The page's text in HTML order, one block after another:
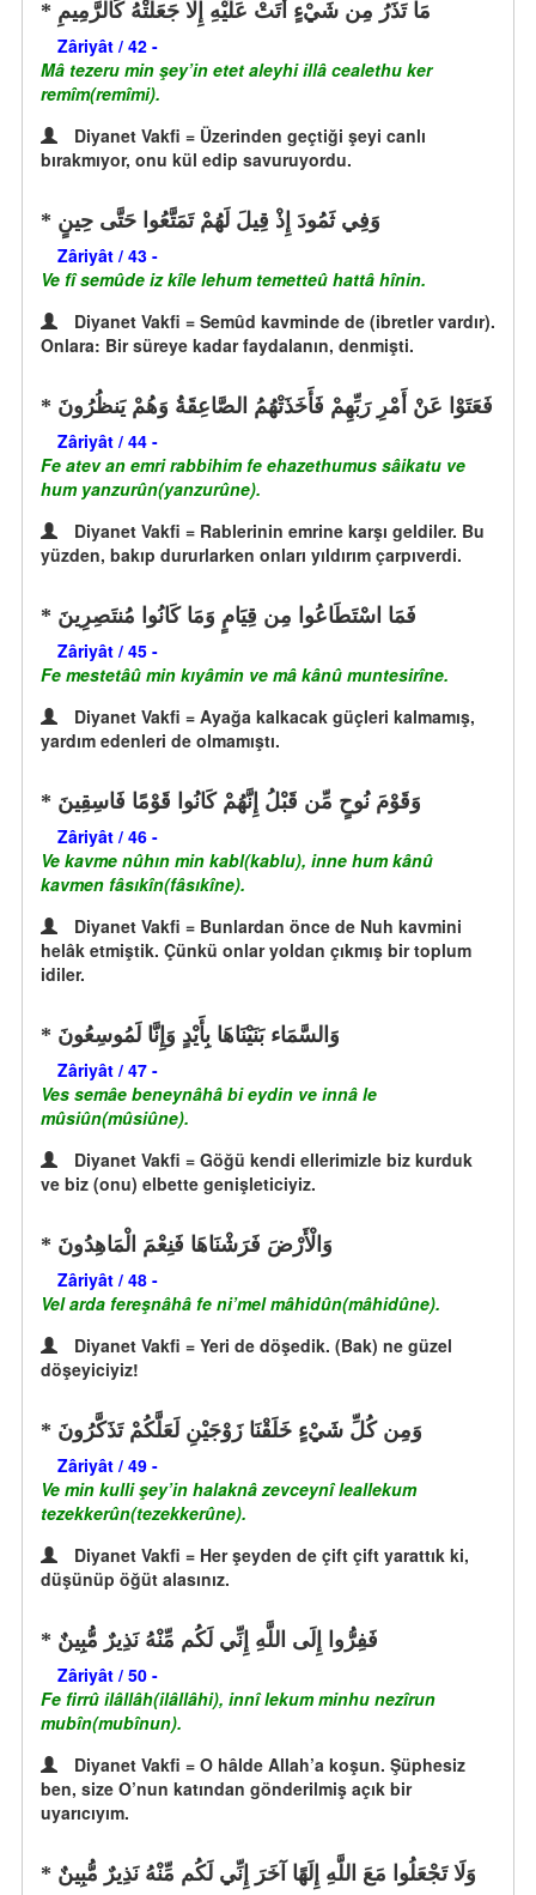
مَا تَذَرُ مِن شَيْءٍ أَتَتْ عَلَيْهِ إِلَّا جَعَلَتْهُ كَالرَّمِيمِ
Zâriyât / 42 -
Mâ tezeru min şey’in etet aleyhi illâ cealethu ker
remîm(remîmi).
Diyanet Vakfi = Üzerinden geçtiği şeyi canlı
bırakmıyor, onu kül edip savuruyordu.
وَفِي ثَمُودَ إِذْ قِيلَ لَهُمْ تَمَتَّعُوا حَتَّى حِينٍ
Zâriyât / 43 -
Ve fî semûde iz kîle lehum temetteû hattâ hînin.
Diyanet Vakfi = Semûd kavminde de (ibretler vardır).
Onlara: Bir süreye kadar faydalanın, denmişti.
فَعَتَوْا عَنْ أَمْرِ رَبِّهِمْ فَأَخَذَتْهُمُ الصَّاعِقَةُ وَهُمْ يَنظُرُونَ
Zâriyât / 44 -
Fe atev an emri rabbihim fe ehazethumus sâikatu ve
hum yanzurûn(yanzurûne).
Diyanet Vakfi = Rablerinin emrine karşı geldiler. Bu
yüzden, bakıp dururlarken onları yıldırım çarpıverdi.
فَمَا اسْتَطَاعُوا مِن قِيَامٍ وَمَا كَانُوا مُنتَصِرِينَ
Zâriyât / 45 -
Fe mestetâû min kıyâmin ve mâ kânû muntesirîne.
Diyanet Vakfi = Ayağa kalkacak güçleri kalmamış,
yardım edenleri de olmamıştı.
وَقَوْمَ نُوحٍ مِّن قَبْلُ إِنَّهُمْ كَانُوا قَوْمًا فَاسِقِينَ
Zâriyât / 46 -
Ve kavme nûhın min kabl(kablu), inne hum kânû
kavmen fâsıkîn(fâsıkîne).
Diyanet Vakfi = Bunlardan önce de Nuh kavmini
helâk etmiştik. Çünkü onlar yoldan çıkmış bir toplum
idiler.
وَالسَّمَاء بَنَيْنَاهَا بِأَيْدٍ وَإِنَّا لَمُوسِعُونَ
Zâriyât / 47 -
Ves semâe beneynâhâ bi eydin ve innâ le
mûsiûn(mûsiûne).
Diyanet Vakfi = Göğü kendi ellerimizle biz kurduk
ve biz (onu) elbette genişleticiyiz.
وَالْأَرْضَ فَرَشْنَاهَا فَنِعْمَ الْمَاهِدُونَ
Zâriyât / 48 -
Vel arda fereşnâhâ fe ni’mel mâhidûn(mâhidûne).
Diyanet Vakfi = Yeri de döşedik. (Bak) ne güzel
döşeyiciyiz!
وَمِن كُلِّ شَيْءٍ خَلَقْنَا زَوْجَيْنِ لَعَلَّكُمْ تَذَكَّرُونَ
Zâriyât / 49 -
Ve min kulli şey’in halaknâ zevceynî leallekum
tezekkerûn(tezekkerûne).
Diyanet Vakfi = Her şeyden de çift çift yarattık ki,
düşünüp öğüt alasınız.
فَفِرُّوا إِلَى اللَّهِ إِنِّي لَكُم مِّنْهُ نَذِيرٌ مُّبِينٌ
Zâriyât / 50 -
Fe firrû ilâllâh(ilâllâhi), innî lekum minhu nezîrun
mubîn(mubînun).
Diyanet Vakfi = O hâlde Allah’a koşun. Şüphesiz
ben, size O’nun katından gönderilmiş açık bir
uyarıcıyım.
وَلَا تَجْعَلُوا مَعَ اللَّهِ إِلَهًا آخَرَ إِنِّي لَكُم مِّنْهُ نَذِيرٌ مُّبِينٌ